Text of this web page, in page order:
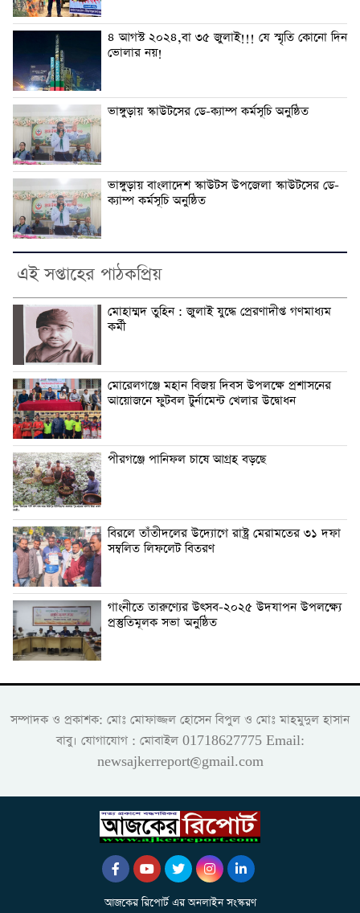
৪ আগস্ট ২০২৪,বা ৩৫ জুলাই!!! যে স্মৃতি কোনো দিন
ভোলার নয়!
ভাঙ্গুড়ায় স্কাউটসের ডে-ক্যাম্প কর্মসূচি অনুষ্ঠিত
ভাঙ্গুড়ায় বাংলাদেশ স্কাউটস উপজেলা স্কাউটসের ডে-
ক্যাম্প কর্মসূচি অনুষ্ঠিত
এই সপ্তাহের পাঠকপ্রিয়
মোহাম্মদ তুহিন : জুলাই যুদ্ধে প্রেরণাদীপ্ত গণমাধ্যম
কর্মী
মোরেলগঞ্জে মহান বিজয় দিবস উপলক্ষে প্রশাসনের
আয়োজনে ফুটবল টুর্নামেন্ট খেলার উদ্বোধন
পীরগঞ্জে পানিফল চাষে আগ্রহ বড়ছে
বিরলে তাঁতীদলের উদ্যোগে রাষ্ট্র মেরামতের ৩১ দফা
সম্বলিত লিফলেট বিতরণ
গাংনীতে তারুণ্যের উৎসব-২০২৫ উদযাপন উপলক্ষ্যে
প্রস্তুতিমূলক সভা অনুষ্ঠিত
সম্পাদক ও প্রকাশক: মোঃ মোফাজ্জল হোসেন বিপুল ও মোঃ মাহমুদুল হাসান
বাবু। যোগাযোগ : মোবাইল 01718627775 Email:
newsajkerreport@gmail.com
আজকের রিপোর্ট এর অনলাইন সংস্করণ